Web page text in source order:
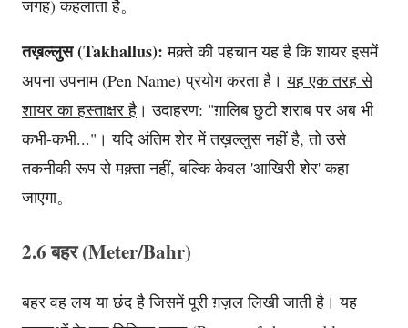
जगह) कहलाता है。
तख़ल्लुस (Takhallus): मक़्ते की पहचान यह है कि शायर इसमें
अपना उपनाम (Pen Name) प्रयोग करता है।यह एक तरह से
शायर का हस्ताक्षर है । उदाहरण: "ग़ालिब छुटी शराब पर अब भी
कभी-कभी..."। यदि अंतिम शेर में तख़ल्लुस नहीं है, तो उसे
तकनीकी रूप से मक़्ता नहीं, बल्कि केवल 'आखिरी शेर' कहा
जाएगा。
2.6 बहर (Meter/Bahr)
बहर वह लय या छंद है जिसमें पूरी ग़ज़ल लिखी जाती है। यह